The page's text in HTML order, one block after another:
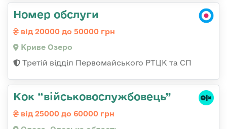
Номер обслуги
від 20000 до 50000 грн
Криве Озеро
Третій відділ Первомайського РТЦК та СП
Кок “військовослужбовець”
від 25000 до 60000 грн